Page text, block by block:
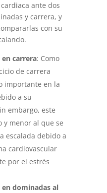
ante dos
y carrera, y
con su
en carrera: Como
de carrera
importante en la
a su
embargo, este
y menor al que se
escalada debido a
cardiovascular
por el estrés
en dominadas al